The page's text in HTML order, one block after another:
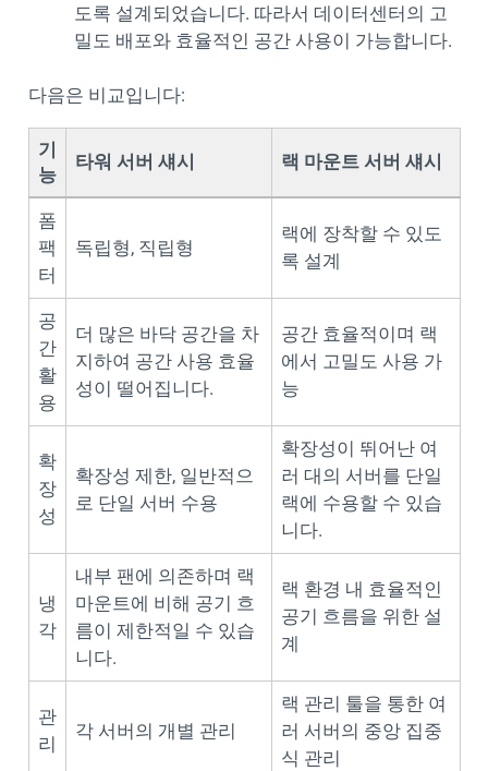
도록 설계되었습니다. 따라서 데이터센터의 고
밀도 배포와 효율적인 공간 사용이 가능합니다.
다음은 비교입니다:
기
능
타워 서버 섀시 랙 마운트 서버 섀시
폼
팩
터
독립형, 직립형
랙에 장착할 수 있도
록 설계
공
간
활
용
더 많은 바닥 공간을 차
지하여 공간 사용 효율
성이 떨어집니다.
공간 효율적이며 랙
에서 고밀도 사용 가
능
확
장
성
확장성 제한, 일반적으
로 단일 서버 수용
확장성이 뛰어난 여
러 대의 서버를 단일
랙에 수용할 수 있습
니다.
냉
각
내부 팬에 의존하며 랙
마운트에 비해 공기 흐
름이 제한적일 수 있습
니다.
랙 환경 내 효율적인
공기 흐름을 위한 설
계
관
리
각 서버의 개별 관리
랙 관리 툴을 통한 여
러 서버의 중앙 집중
식 관리